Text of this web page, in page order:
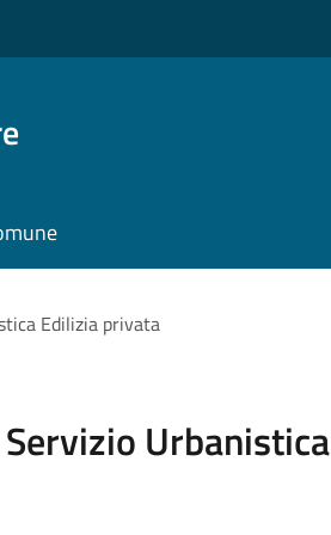
Edilizia privata
Urbanistica